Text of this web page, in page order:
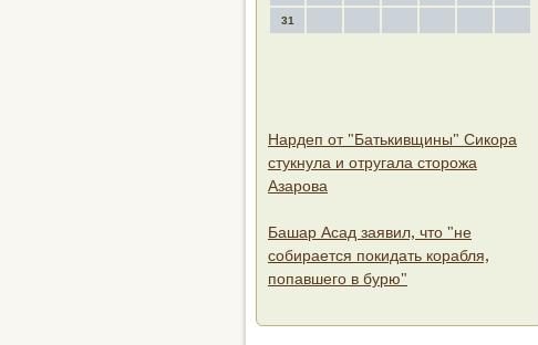
31
Нардеп от "Батькивщины" Сикора
стукнула и отругала сторожа
Азарова
Башар Асад заявил, что "не
собирается покидать корабля,
попавшего в бурю"